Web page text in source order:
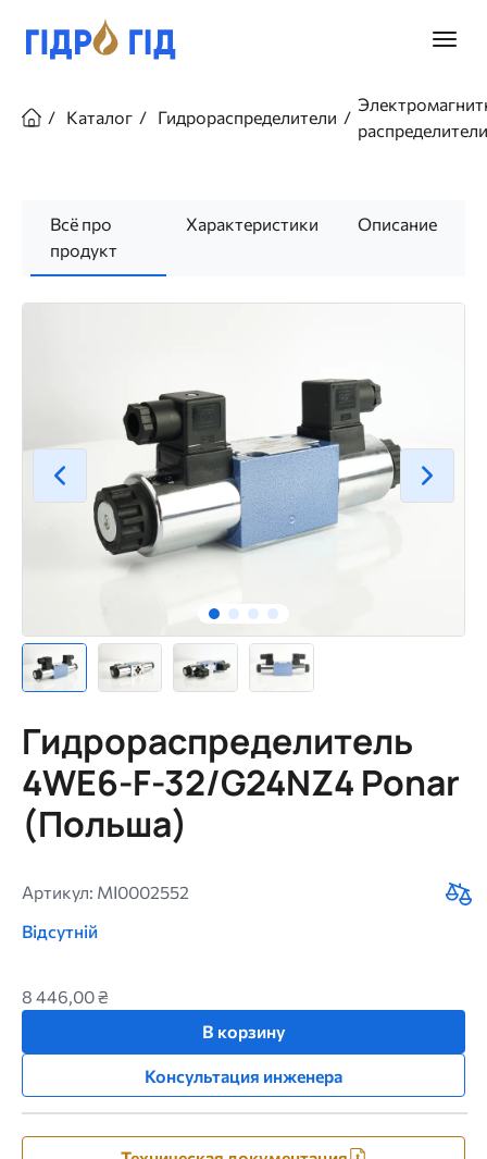
основному
Главное
навигации
Каталог Гидрораспределители
распределители
Всё про
продукт
Характеристики Описание
Гидрораспределитель
4WE6-F-32/G24NZ4 Ponar
(Польша)
Артикул: MI0002552
Відсутній
8 446,00 ₴
В корзину
Консультация инженера